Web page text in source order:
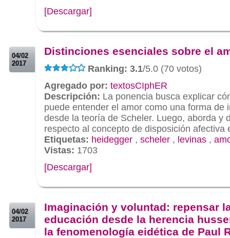
[Descargar]
04/02
2017
Distinciones esenciales sobre el
Ranking: 3.1/5.0 (70 votos)
Agregado por: textosCIphER
Descripción: La ponencia busca explicar
puede entender el amor como una forma de
desde la teoría de Scheler. Luego, aborda y
respecto al concepto de disposición afectiva
Etiquetas: heidegger , scheler , levinas ,
Vistas: 1703
[Descargar]
04/02
2017
Imaginación y voluntad: repensar
educación desde la herencia
la fenomenología eidética de Paul